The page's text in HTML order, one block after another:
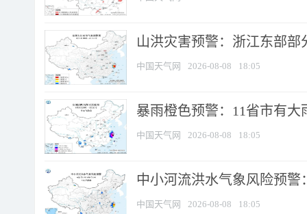
山洪灾害预警：浙江东部
中国天气网 2026-08-08 18:05
暴雨橙色预警：11省市有
中国天气网 2026-08-08 18:05
中小河流洪水气象风险预
中国天气网 2026-08-08 18:05